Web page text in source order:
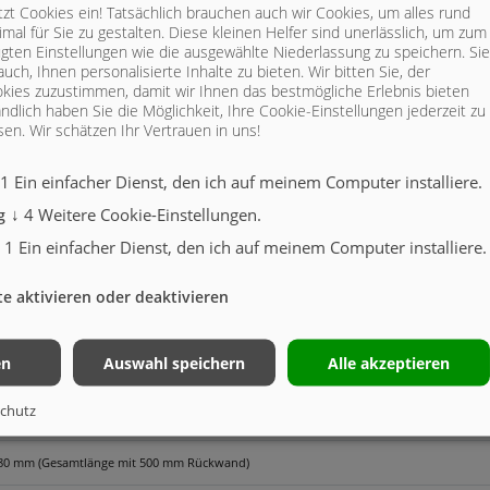
Serie
X
| CHASSIS
Nutzlast optimiert mit integriertem Fahrzeugrahmen
mm (Gesamtlänge mit 500 mm Rückwand)
Cookies ein! Tatsächlich brauchen auch wir Cookies, um alles rund
für Sie zu gestalten. Diese kleinen Helfer sind unerlässlich, um zum
Einstellungen wie die ausgewählte Niederlassung zu speichern. Sie
Ihnen personalisierte Inhalte zu bieten. Wir bitten Sie, der
zuzustimmen, damit wir Ihnen das bestmögliche Erlebnis bieten
haben Sie die Möglichkeit, Ihre Cookie-Einstellungen jederzeit zu
Wir schätzen Ihr Vertrauen in uns!
1 Ein einfacher Dienst, den ich auf meinem Computer installiere.
↓ 4 Weitere Cookie-Einstellungen.
1 Ein einfacher Dienst, den ich auf meinem Computer installiere.
aktivieren oder deaktivieren
Auswahl speichern Alle akzeptieren